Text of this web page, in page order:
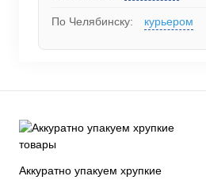
По Челябинску: курьером
Аккуратно упакуем хрупкие